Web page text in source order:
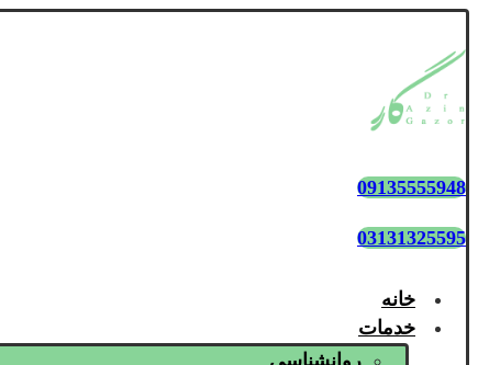
09135555948
03131325595
خانه
خدمات
روانشناسی